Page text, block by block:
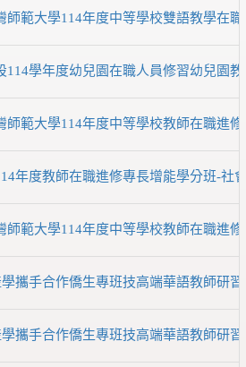
師範大學114年度中等學校雙語教學在
114學年度幼兒園在職人員修習幼兒園
師範大學114年度中等學校教師在職進
年度教師在職進修專長增能學分班-社
師範大學114年度中等學校教師在職進
學攜手合作僑生專班技高端華語教師研
學攜手合作僑生專班技高端華語教師研